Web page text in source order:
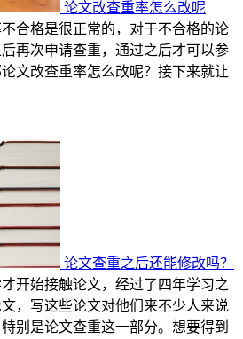
论文改查重率怎么改呢
合格是很正常的，对于不合格的论
再次申请查重，通过之后才可以参
文改查重率怎么改呢？接下来就让
论文查重之后还能修改吗？
开始接触论文，经过了四年学习之
，写这些论文对他们来不少人来说
别是论文查重这一部分。想要得到